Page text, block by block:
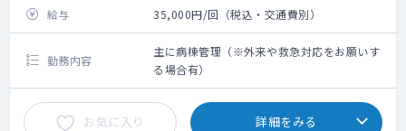
給与 35,000円/回（税込・交通費別）
勤務内容
主に病棟管理（※外来や救急対応をお願いす
る場合有）
お気に入り 詳細をみる